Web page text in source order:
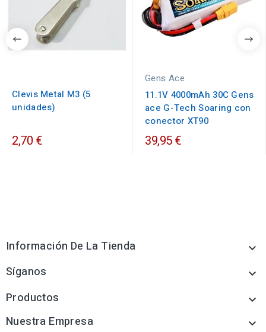
Clevis Metal M3 (5
unidades)
2,70 €
Gens Ace
11.1V 4000mAh 30C Gens
ace G-Tech Soaring con
conector XT90
39,95 €
Información De La Tienda 
Síganos 
Productos 
Nuestra Empresa 